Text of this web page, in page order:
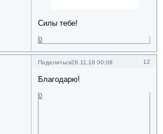
Силы тебе!
0
Поделиться 12
28.11.18 00:08
Благодарю!
0